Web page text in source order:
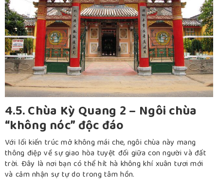
4.5. Chùa Kỳ Quang 2 – Ngôi chùa
“không nóc” độc đáo
Với lối kiến trúc mở không mái che, ngôi chùa này mang
thông điệp về sự giao hòa tuyệt đối giữa con người và đất
trời. Đây là nơi bạn có thể hít hà không khí xuân tươi mới
và cảm nhận sự tự do trong tâm hồn.